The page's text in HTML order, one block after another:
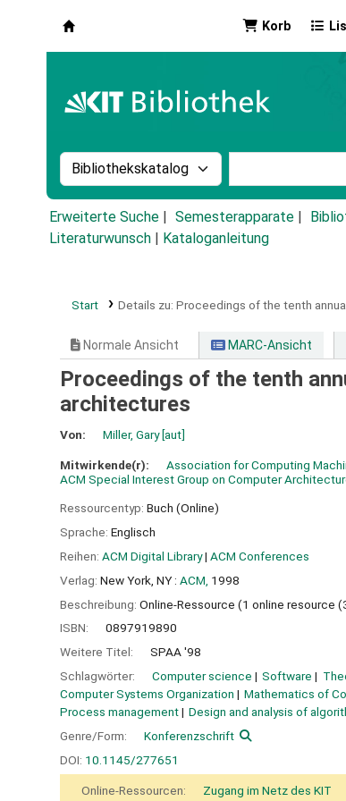
Korb
Suche im Katalog nach:
Erweiterte Suche Semesterapparate
Literaturwunsch
Kataloganleitung
Start Details zu: Proceedings of the tenth
Normale Ansicht MARC-Ansicht
Proceedings of the tenth
architectures
Von: Miller, Gary[aut]
Mitwirkende(r): Association for Computing
ACM Special Interest Group on Computer
Ressourcentyp: Buch (Online)
Sprache: Englisch
Reihen: ACM Digital Library| ACM Conferences
Verlag: New York, NY : ACM, 1998
Beschreibung: Online-Ressource (1 online resource
ISBN:
0897919890
Weitere Titel:
SPAA '98
Schlagwörter:
Computer science Software
Computer Systems Organization
Mathematics of
Process management
Design and analysis of
Genre/Form:
Konferenzschrift
DOI: 10.1145/277651
Online-Ressourcen: Zugang im Netz des KIT